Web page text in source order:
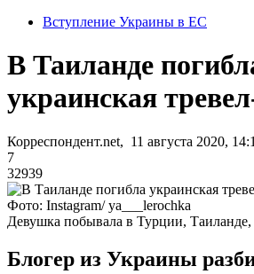
Вступление Украины в ЕС
В Таиланде
украинская
Корреспондент.net, 11 августа 2020,
7
32939
Фото: Instagram/ ya___lerochka
Девушка побывала в Турции, Таиланде,
Блогер из Украины